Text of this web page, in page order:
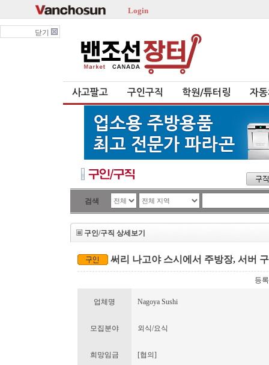
Login
닫기
사고팔고 구인구직 학원/튜터링 자
검색
구인/구직 상세보기
써리 나고야 스시에서 주방장, 서버
등
업체명 Nagoya Sushi
모집분야 외식/요식
희망임금 [협의]